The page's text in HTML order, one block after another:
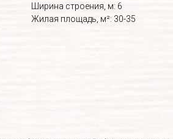
Ширина строения, м: 6
Жилая площадь, м²: 30-35